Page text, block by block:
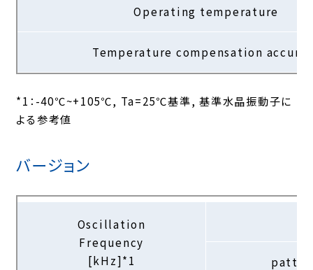
Operating temperature
Temperature compensation
*1：-40℃~+105℃, Ta=25℃基準, 基準水晶振動子に
よる参考値
バージョン
Oscillation
Frequency
[kHz]*1